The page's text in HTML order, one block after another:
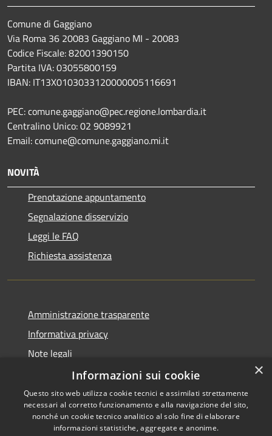
Comune di Gaggiano
Via Roma 36 20083 Gaggiano MI - 20083
Codice Fiscale: 82001390150
Partita IVA: 03055800159
IBAN: IT13X0103033120000005116691
PEC: comune.gaggiano@pec.regione.lombardia.it
Centralino Unico: 02 9089921
Email: comune@comune.gaggiano.mi.it
NOVITÀ
Prenotazione appuntamento
Segnalazione disservizio
Leggi le FAQ
Richiesta assistenza
Amministrazione trasparente
Informativa privacy
Note legali
Dichiarazione di accessibilità
×
Informazioni sui cookie
Questo sito web utilizza cookie tecnici e assimilati strettamente
necessari al corretto funzionamento e alla navigazione del sito,
nonché un cookie tecnico analitico al solo fine di elaborare
informazioni statistiche, aggregate e anonime.